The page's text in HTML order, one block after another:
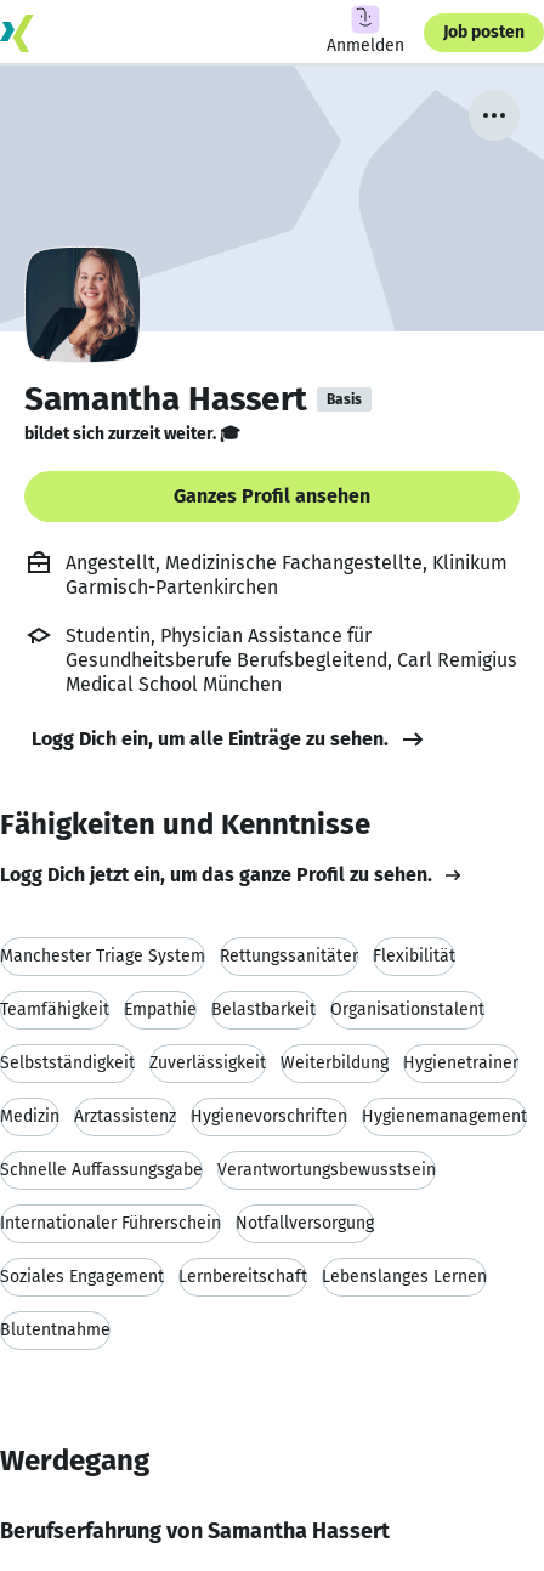
Anmelden
Job posten
Samantha Hassert Basis
bildet sich zurzeit weiter. 🎓
Ganzes Profil ansehen
Angestellt, Medizinische Fachangestellte, Klinikum
Garmisch-Partenkirchen
Studentin, Physician Assistance für
Gesundheitsberufe Berufsbegleitend, Carl Remigius
Medical School München
Logg Dich ein, um alle Einträge zu sehen.
Fähigkeiten und Kenntnisse
Logg Dich jetzt ein, um das ganze Profil zu sehen.
Manchester Triage System Rettungssanitäter Flexibilität
Teamfähigkeit Empathie Belastbarkeit Organisationstalent
Selbstständigkeit Zuverlässigkeit Weiterbildung Hygienetrainer
Medizin Arztassistenz Hygienevorschriften Hygienemanagement
Schnelle Auffassungsgabe Verantwortungsbewusstsein
Internationaler Führerschein Notfallversorgung
Soziales Engagement Lernbereitschaft Lebenslanges Lernen
Blutentnahme
Werdegang
Berufserfahrung von Samantha Hassert